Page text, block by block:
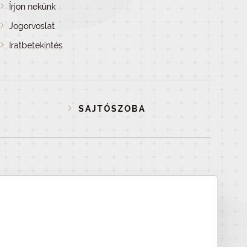
Írjon nekünk
Jogorvoslat
Iratbetekintés
SAJTÓSZOBA